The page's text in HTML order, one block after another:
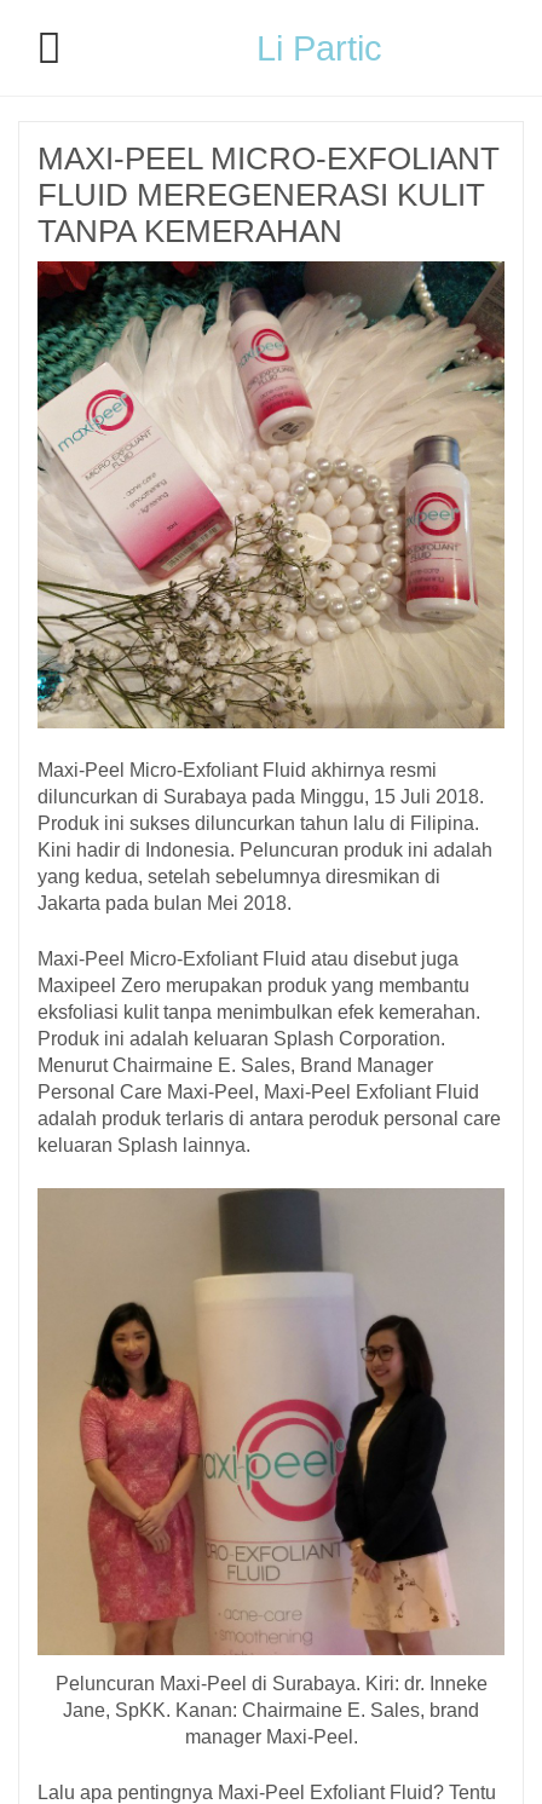
Li Partic
MAXI-PEEL MICRO-EXFOLIANT
FLUID MEREGENERASI KULIT
TANPA KEMERAHAN
Maxi-Peel Micro-Exfoliant Fluid akhirnya resmi
diluncurkan di Surabaya pada Minggu, 15 Juli 2018.
Produk ini sukses diluncurkan tahun lalu di Filipina.
Kini hadir di Indonesia. Peluncuran produk ini adalah
yang kedua, setelah sebelumnya diresmikan di
Jakarta pada bulan Mei 2018.
Maxi-Peel Micro-Exfoliant Fluid atau disebut juga
Maxipeel Zero merupakan produk yang membantu
eksfoliasi kulit tanpa menimbulkan efek kemerahan.
Produk ini adalah keluaran Splash Corporation.
Menurut Chairmaine E. Sales, Brand Manager
Personal Care Maxi-Peel, Maxi-Peel Exfoliant Fluid
adalah produk terlaris di antara peroduk personal care
keluaran Splash lainnya.
Peluncuran Maxi-Peel di Surabaya. Kiri: dr. Inneke
Jane, SpKK. Kanan: Chairmaine E. Sales, brand
manager Maxi-Peel.
Lalu apa pentingnya Maxi-Peel Exfoliant Fluid? Tentu